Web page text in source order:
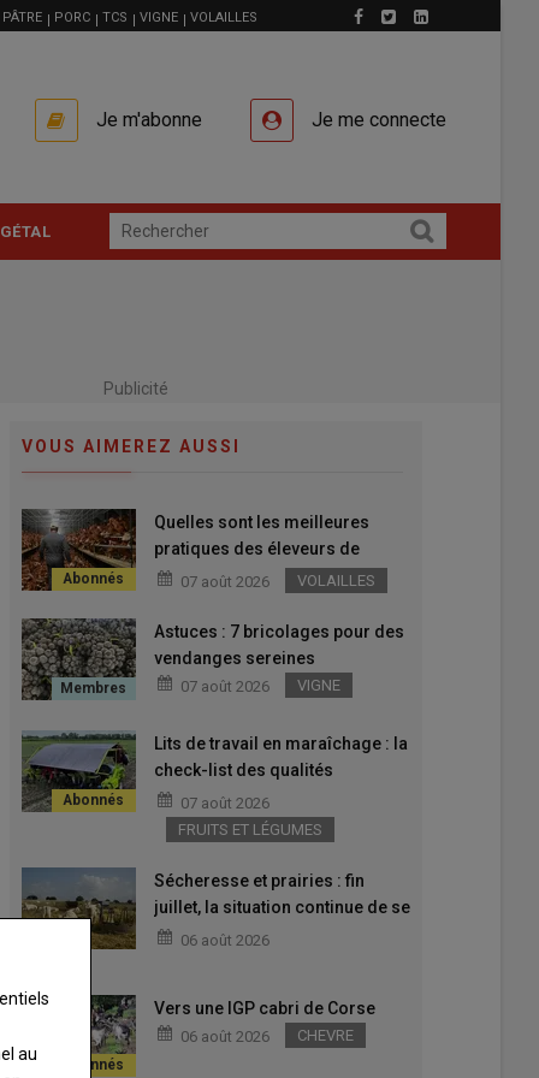
PÂTRE PORC TCS VIGNE VOLAILLES
Je m'abonne Je me connecte
Publicité
VOUS AIMEREZ AUSSI
Quelles sont les meilleures
pratiques des éleveurs de
poulettes pour favoriser
07 août 2026 VOLAILLES
Astuces : 7 bricolages pour des
vendanges sereines
07 août 2026 VIGNE
Lits de travail en maraîchage : la
check-list des qualités
ergonomiques
07 août 2026
FRUITS ET LÉGUMES
Sécheresse et prairies : fin
juillet, la situation continue de se
dégrader sur toute la France
06 août 2026
Vers une IGP cabri de Corse
06 août 2026 CHEVRE
au